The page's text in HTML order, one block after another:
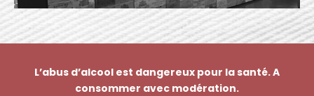
L’abus d’alcool est dangereux pour la santé. A
consommer avec modération.